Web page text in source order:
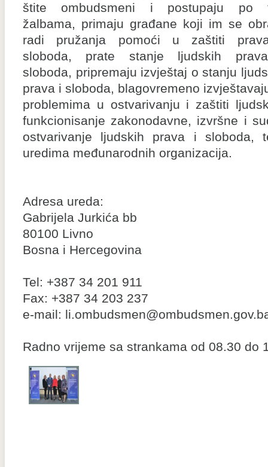
štite ombudsmeni i postupaju po
žalbama, primaju građane koji im se
radi pružanja pomoći u zaštiti
sloboda, prate stanje ljudskih
sloboda, pripremaju izvještaj o stanju
prava i sloboda, blagovremeno
problemima u ostvarivanju i zaštiti
funkcionisanje zakonodavne, izvršne i
ostvarivanje ljudskih prava i sloboda,
uredima međunarodnih organizacija.
Adresa ureda:
Gabrijela Jurkića bb
80100 Livno
Bosna i Hercegovina
Tel: +387 34 201 911
Fax: +387 34 203 237
e-mail:
Radno vrijeme sa strankama od 08.30 do